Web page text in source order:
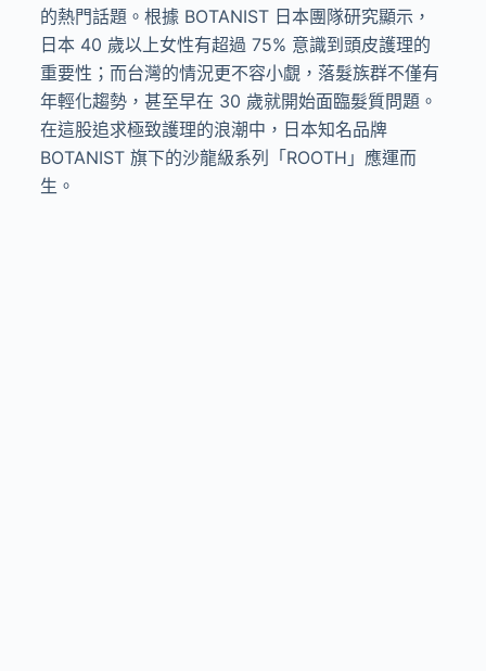
的熱門話題。根據 BOTANIST 日本團隊研究顯示，
日本 40 歲以上女性有超過 75% 意識到頭皮護理的
重要性；而台灣的情況更不容小覷，落髮族群不僅有
年輕化趨勢，甚至早在 30 歲就開始面臨髮質問題。
在這股追求極致護理的浪潮中，日本知名品牌
BOTANIST 旗下的沙龍級系列「ROOTH」應運而
生。